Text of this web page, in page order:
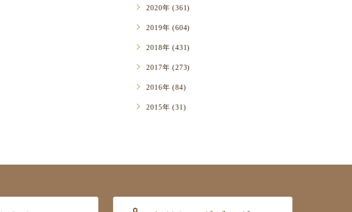
2020年 (361)
2019年 (604)
2018年 (431)
2017年 (273)
2016年 (84)
2015年 (31)